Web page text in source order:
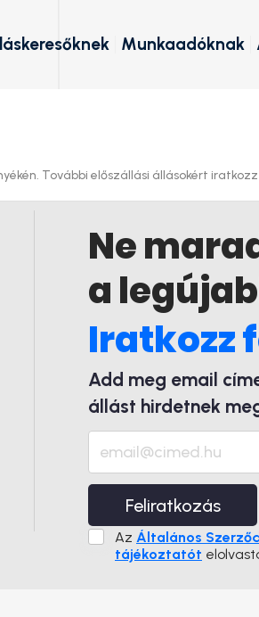
Munkaadóknak
További előszállási állásokért
Ne
a
Iratkozz
Add meg email
állást hirdetnek
Feliratkozás
Az Általános
tájékoztatót